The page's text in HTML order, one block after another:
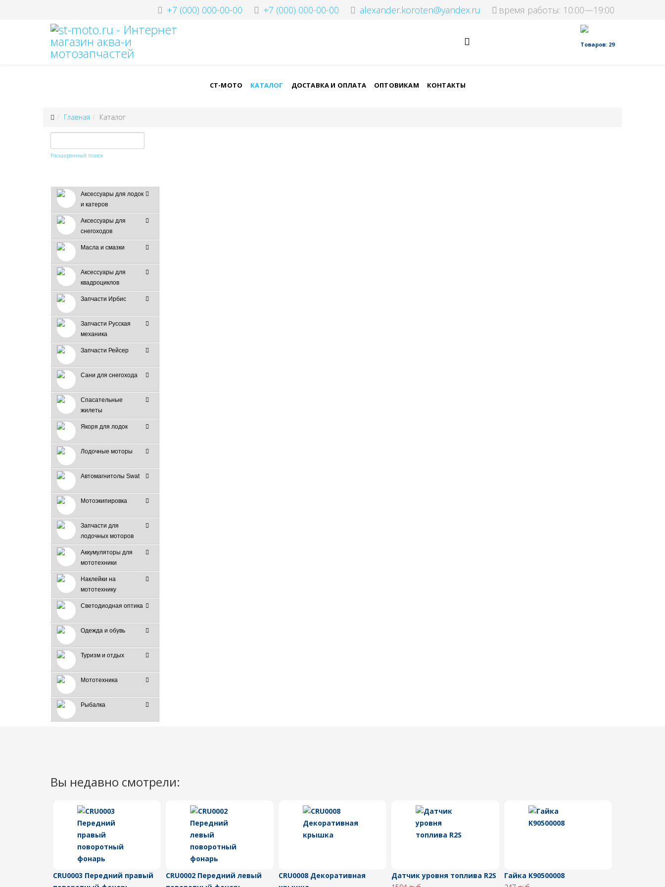
+7 (000) 000-00-00 +7 (000) 000-00-00 alexander.koroten@yandex.ru время работы: 10:00—19:00
СТ-МОТО КАТАЛОГ ДОСТАВКА И ОПЛАТА ОПТОВИКАМ КОНТАКТЫ
Товаров: 29
Главная Каталог
Расширенный поиск
Аксессуары для лодок
и катеров
Аксессуары для
снегоходов
Масла и смазки
Аксессуары для
квадроциклов
Запчасти Ирбис
Запчасти Русская
механика
Запчасти Рейсер
Сани для снегохода
Спасательные
жилеты
Якоря для лодок
Лодочные моторы
Автомагнитолы Swat
Мотоэкипировка
Запчасти для
лодочных моторов
Аккумуляторы для
мототехники
Наклейки на
мототехнику
Светодиодная оптика
Одежда и обувь
Туризм и отдых
Мототехника
Рыбалка
Вы недавно смотрели:
CRU0003 Передний правый
CRU0002 Передний левый
CRU0008 Декоративная
Датчик уровня топлива R2S
Гайка K90500008